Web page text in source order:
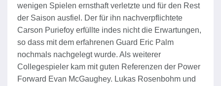
wenigen Spielen ernsthaft verletzte und für den Rest
der Saison ausfiel. Der für ihn nachverpflichtete
Carson Puriefoy erfüllte indes nicht die Erwartungen,
so dass mit dem erfahrenen Guard Eric Palm
nochmals nachgelegt wurde. Als weiterer
Collegespieler kam mit guten Referenzen der Power
Forward Evan McGaughey. Lukas Rosenbohm und